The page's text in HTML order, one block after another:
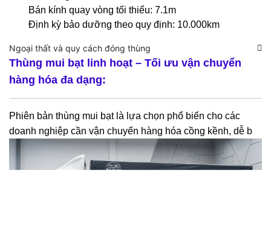
Bán kính quay vòng tối thiểu: 7.1m
Định kỳ bảo dưỡng theo quy định: 10.000km
Ngoại thất và quy cách đóng thùng
Thùng mui bạt linh hoạt – Tối ưu vận chuyển
hàng hóa đa dạng:
Phiên bản thùng mui bạt là lựa chọn phổ biến cho các
doanh nghiệp cần vận chuyển hàng hóa cồng kềnh, dễ b